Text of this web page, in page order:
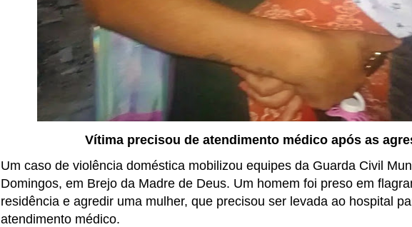
Vítima precisou de atendimento médico após as
Um caso de violência doméstica mobilizou equipes da Guarda Civil
Domingos, em Brejo da Madre de Deus. Um homem foi preso em
residência e agredir uma mulher, que precisou ser levada ao hospital
atendimento médico.